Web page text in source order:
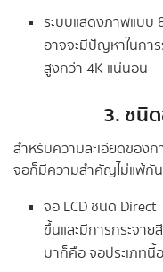
ระบบแสดงภาพแบบ
อาจจะมีปัญหาในกา
สูงกว่า 4K แน่นอน
3. ชนิ
สำหรับความละเอียดของ
จอก็มีความสำคัญไม่แพ้กัน
จอ LCD ชนิด
ขึ้นและมีการกระจา
มาก็คือ จอประเภทนี้